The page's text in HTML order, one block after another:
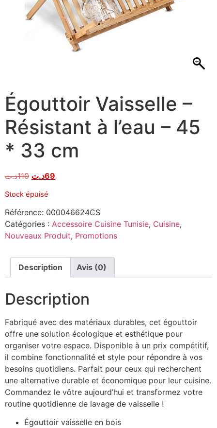
Égouttoir Vaisselle –
Résistant à l’eau – 45
* 33 cm
110د.ت 69د.ت
Stock épuisé
Référence: 000046624CS
Catégories : Accessoire Cuisine Tunisie, Cuisine,
Nouveaux Produit, Promotions
Description Avis (0)
Description
Fabriqué avec des matériaux durables, cet égouttoir
offre une solution écologique et esthétique pour
organiser votre espace. Disponible à un prix compétitif,
il combine fonctionnalité et style pour répondre à vos
besoins quotidiens. Parfait pour ceux qui recherchent
une alternative durable et économique pour leur cuisine.
Commandez le vôtre aujourd’hui et transformez votre
routine quotidienne de lavage de vaisselle !
Égouttoir vaisselle en bois